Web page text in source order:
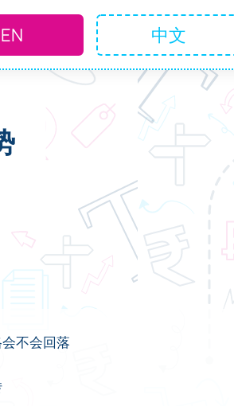
EN 中文
不会回落